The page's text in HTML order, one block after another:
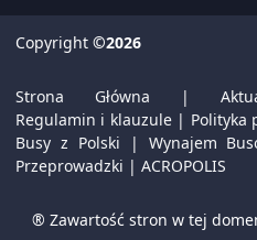
Copyright ©2026
Strona Główna |
Regulamin i klauzule| Polityka
Busy z Polski | Wynajem
Przeprowadzki | ACROPOLIS
® Zawartość stron w tej